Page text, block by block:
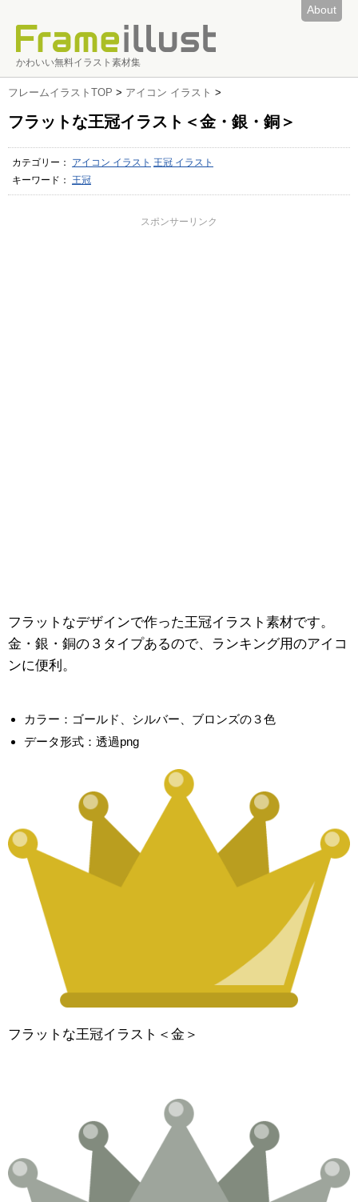
About
かわいい無料イラスト素材集
フレームイラストTOP > アイコン イラスト >
フラットな王冠イラスト＜金・銀・銅＞
カテゴリー： アイコン イラスト 王冠 イラスト
キーワード： 王冠
スポンサーリンク
フラットなデザインで作った王冠イラスト素材です。
金・銀・銅の３タイプあるので、ランキング用のアイコ
ンに便利。
カラー：ゴールド、シルバー、ブロンズの３色
データ形式：透過png
フラットな王冠イラスト＜金＞